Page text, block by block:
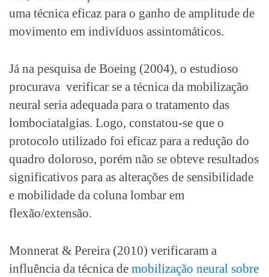
uma técnica eficaz para o ganho de amplitude de
movimento em indivíduos assintomáticos.
Já na pesquisa de Boeing (2004), o estudioso
procurava verificar se a técnica da mobilização
neural seria adequada para o tratamento das
lombociatalgias. Logo, constatou-se que o
protocolo utilizado foi eficaz para a redução do
quadro doloroso, porém não se obteve resultados
significativos para as alterações de sensibilidade
e mobilidade da coluna lombar em
flexão/extensão.
Monnerat & Pereira (2010) verificaram a
influência da técnica de mobilização neural sobre